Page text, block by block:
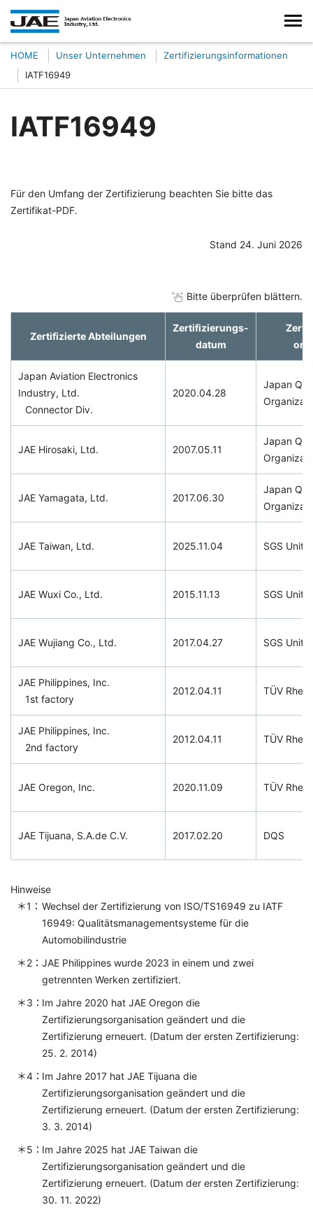
HOME Unser Unternehmen
Zertifizierungsinformationen
IATF16949
IATF16949
Für den Umfang der Zertifizierung beachten Sie bitte das
Zertifikat-PDF.
Stand 24. Juni 2026
Bitte überprüfen blättern.
Zertifizierte Abteilungen
Zertifizierungs-
datum
Japan Aviation Electronics
Industry, Ltd.
Connector Div.
2020.04.28
Japan
JAE Hirosaki, Ltd. 2007.05.11
Japan
JAE Yamagata, Ltd. 2017.06.30
Japan
JAE Taiwan, Ltd. 2025.11.04 SGS
JAE Wuxi Co., Ltd. 2015.11.13 SGS
JAE Wujiang Co., Ltd. 2017.04.27 SGS
JAE Philippines, Inc.
1st factory
2012.04.11 TÜV
JAE Philippines, Inc.
2nd factory
2012.04.11 TÜV
JAE Oregon, Inc. 2020.11.09 TÜV
JAE Tijuana, S.A.de C.V. 2017.02.20 DQS
Hinweise
Wechsel der Zertifizierung von ISO/TS16949 zu IATF
16949: Qualitätsmanagementsysteme für die
Automobilindustrie
JAE Philippines wurde 2023 in einem und zwei
getrennten Werken zertifiziert.
Im Jahre 2020 hat JAE Oregon die
Zertifizierungsorganisation geändert und die
Zertifizierung erneuert. (Datum der ersten Zertifizierung:
25. 2. 2014)
Im Jahre 2017 hat JAE Tijuana die
Zertifizierungsorganisation geändert und die
Zertifizierung erneuert. (Datum der ersten Zertifizierung:
3. 3. 2014)
Im Jahre 2025 hat JAE Taiwan die
Zertifizierungsorganisation geändert und die
Zertifizierung erneuert. (Datum der ersten Zertifizierung:
30. 11. 2022)